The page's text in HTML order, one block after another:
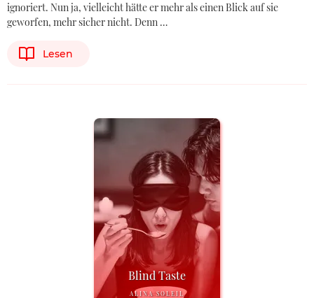
ignoriert. Nun ja, vielleicht hätte er mehr als einen Blick auf sie
geworfen, mehr sicher nicht. Denn …
Lesen
Blind Taste
ALINA SOLEIL